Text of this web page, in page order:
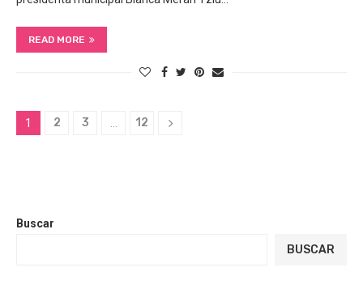
READ MORE
1 2 3 … 12
Buscar
BUSCAR